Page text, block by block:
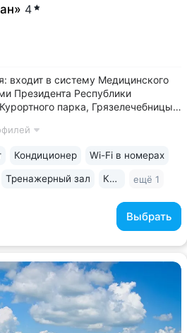
4
входит в систему Медицинского
Президента Республики
парка, Грязелечебницы
с восточным колоритом
Выбрать
Кондиционер Wi-Fi в номерах
Тренажерный зал Караоке ещё 1